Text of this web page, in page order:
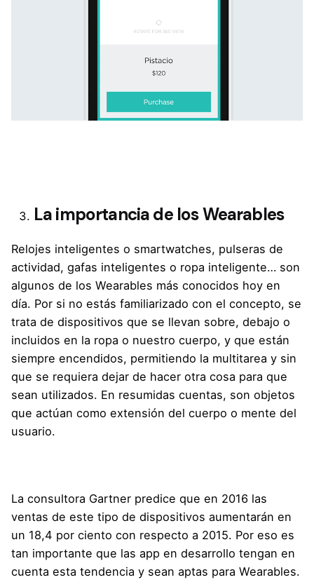
La importancia de los Wearables
Relojes inteligentes o smartwatches, pulseras de
actividad, gafas inteligentes o ropa inteligente… son
algunos de los Wearables más conocidos hoy en
día. Por si no estás familiarizado con el concepto, se
trata de dispositivos que se llevan sobre, debajo o
incluidos en la ropa o nuestro cuerpo, y que están
siempre encendidos, permitiendo la multitarea y sin
que se requiera dejar de hacer otra cosa para que
sean utilizados. En resumidas cuentas, son objetos
que actúan como extensión del cuerpo o mente del
usuario.
La consultora Gartner predice que en 2016 las
ventas de este tipo de dispositivos aumentarán en
un 18,4 por ciento con respecto a 2015. Por eso es
tan importante que las app en desarrollo tengan en
cuenta esta tendencia y sean aptas para Wearables.